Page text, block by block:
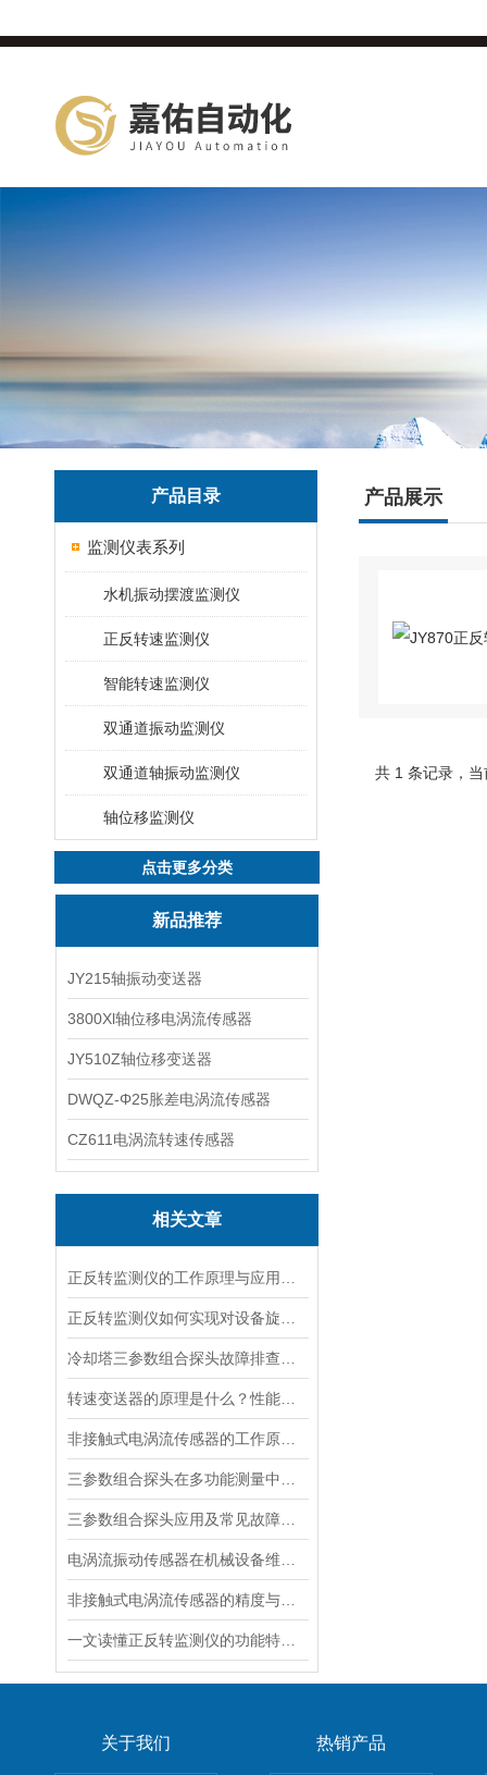
产品目录
监测仪表系列
水机振动摆渡监测仪
正反转速监测仪
智能转速监测仪
双通道振动监测仪
双通道轴振动监测仪
轴位移监测仪
点击更多分类
新品推荐
JY215轴振动变送器
3800Xl轴位移电涡流传感器
JY510Z轴位移变送器
DWQZ-Φ25胀差电涡流传感器
CZ611电涡流转速传感器
相关文章
产品展示
共 1 条记录，
关于我们 热销产品